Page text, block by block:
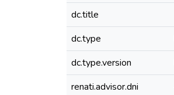
dc.title
dc.type
dc.type.version
renati.advisor.dni